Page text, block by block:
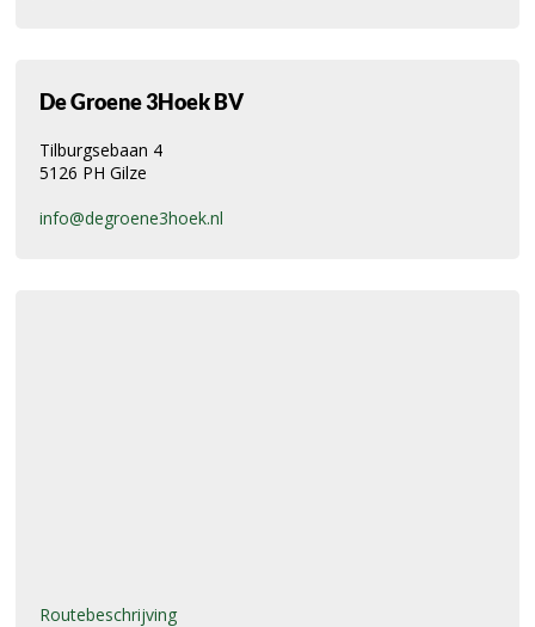
De Groene 3Hoek BV
Tilburgsebaan 4
5126 PH Gilze
info@degroene3hoek.nl
Routebeschrijving